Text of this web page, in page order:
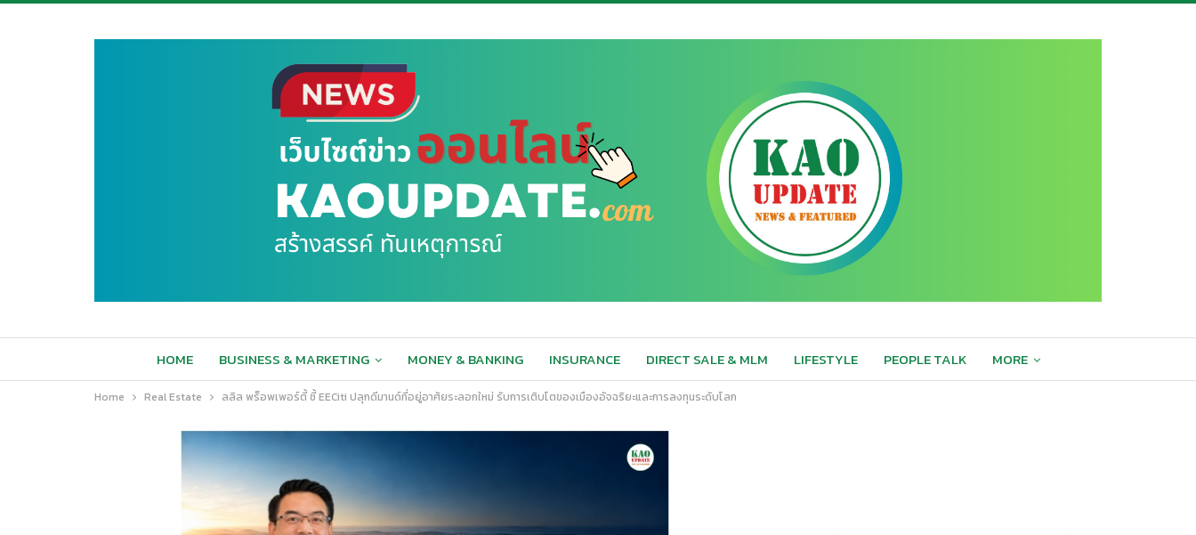
HOME BUSINESS & MARKETING MONEY & BANKING INSURANCE DIRECT SALE & MLM LIFESTYLE PEOPLE TALK MORE
Home Real Estate ลลิล พร็อพเพอร์ตี้ ชี้ EECiti ปลุกดีมานด์ที่อยู่อาศัยระลอกใหม่ รับการเติบโตของเมืองอัจฉริยะและการลงทุนระดับโลก